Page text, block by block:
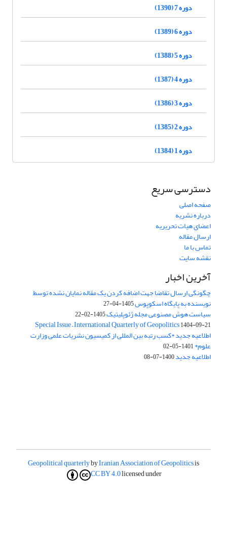
دوره 7 (1390)
دوره 6 (1389)
دوره 5 (1388)
دوره 4 (1387)
دوره 3 (1386)
دوره 2 (1385)
دوره 1 (1384)
دسترسی سریع
صفحه اصلی
درباره نشریه
اعضای هیات تحریریه
ارسال مقاله
تماس با ما
نقشه سایت
آخرین اخبار
چگونگی ارسال تقاضا جهت اضافه کردن یک مقاله نمایان نشده توسط
نویسنده به پایگاه اسکوپوس1405-04-27
سیاست هوش مصنوعی مجله ژئوپلیتیک1405-02-22
Special Issue – International Quarterly of Geopolitics1404-09-21
اطلاعیه جدید *کسب رتبه بین المللی از کمیسیون نشریات علمی وزارت
علوم*1401-05-02
اطلاعیه جدید1400-07-08
Geopolitical quarterlybyIranian Association of Geopoliticsis
licensed under
CC BY 4.0